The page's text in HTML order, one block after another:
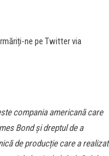
ne pe Twitter via
compania americană care
Bond și dreptul de a
de producție care a realizat